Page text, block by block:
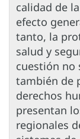
calidad de
efecto
tanto, la
salud y
cuestión no
también de
derechos
presentan
regionales